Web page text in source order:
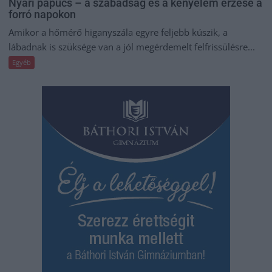
forró napokon
Amikor a hőmérő higanyszála egyre feljebb kúszik, a
lábadnak is szüksége van a jól megérdemelt felfrissülésre...
Egyéb